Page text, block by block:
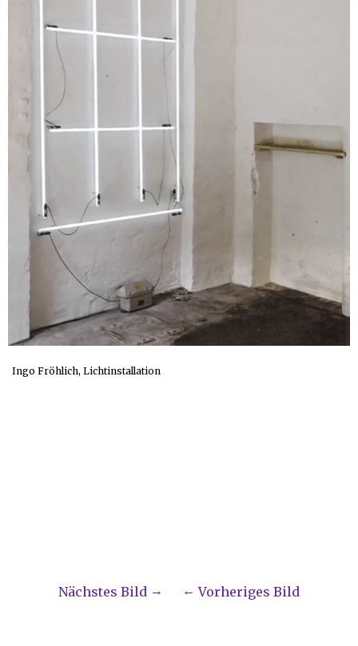
Ingo Fröhlich, Lichtinstallation
Nächstes Bild Vorheriges Bild